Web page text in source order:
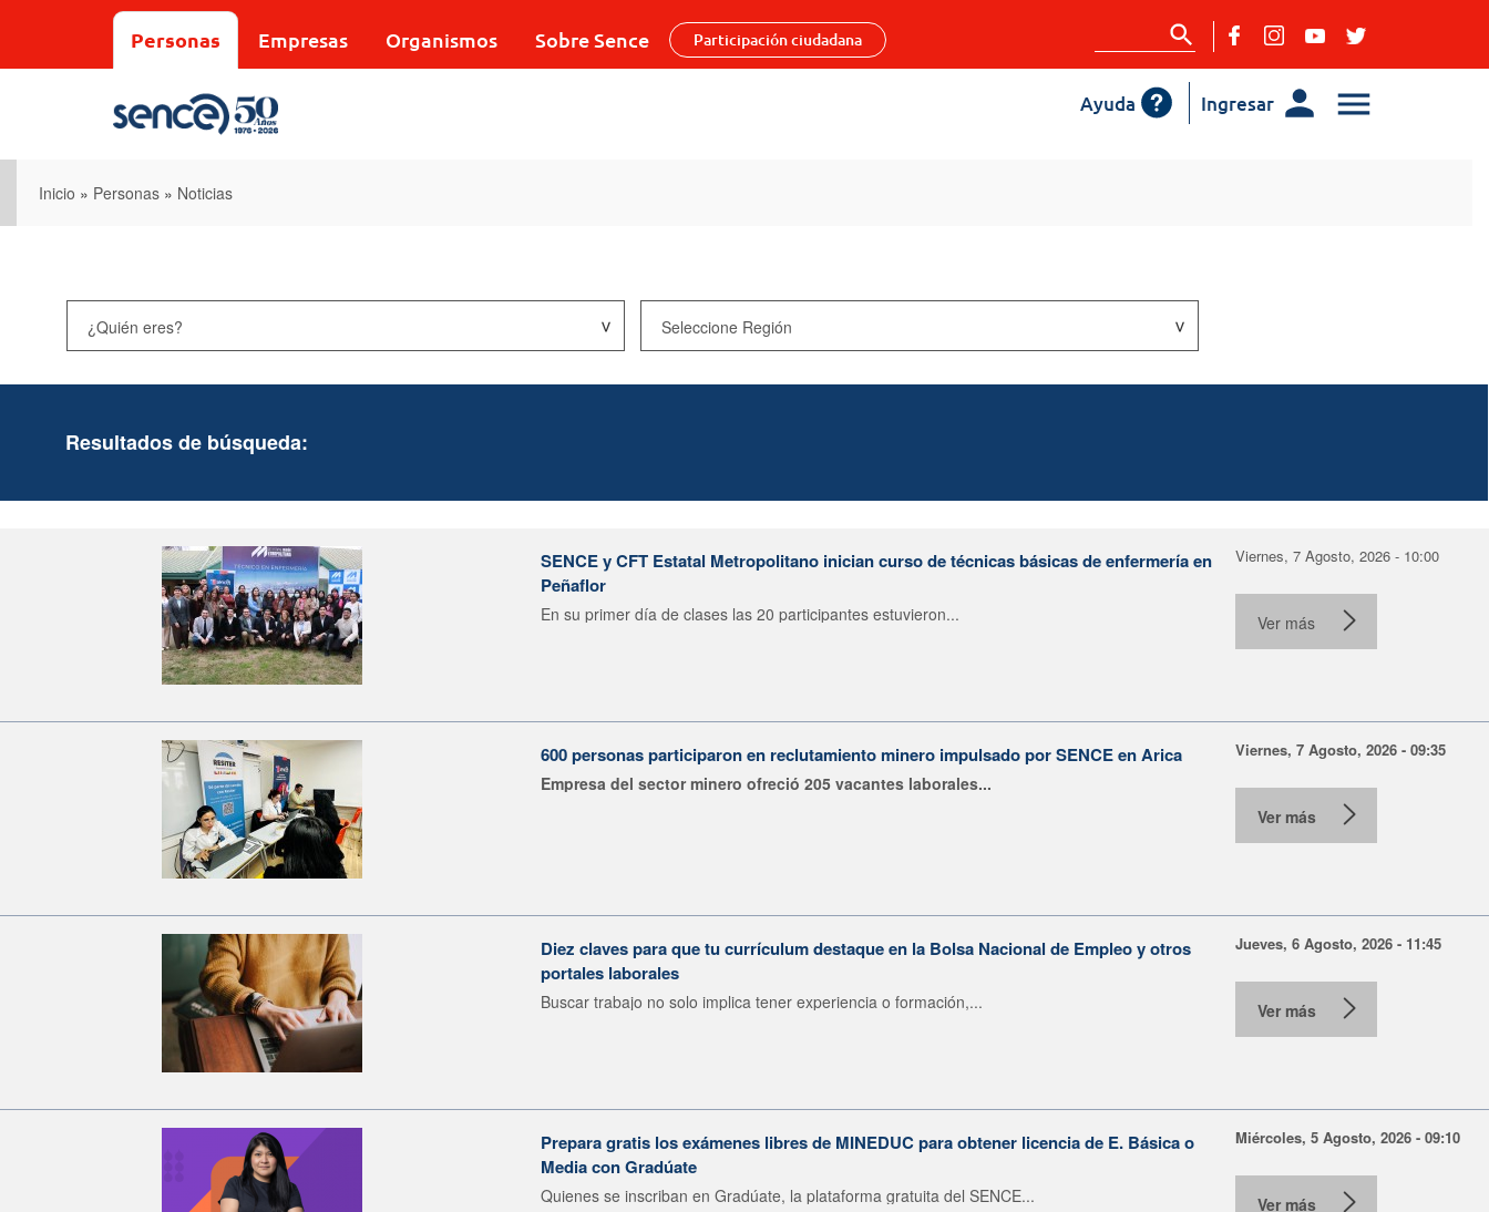
Personas Empresas Organismos Sobre Sence Participación ciudadana
Ingresar
Ayuda
Inicio » Personas » Noticias
Resultados de búsqueda:
SENCE y CFT Estatal Metropolitano inician curso de técnicas básicas de enfermería en
Peñaflor
En su primer día de clases las 20 participantes estuvieron...
Viernes, 7 Agosto, 2026 - 10:00
Ver más
600 personas participaron en reclutamiento minero impulsado por SENCE en Arica
Empresa del sector minero ofreció 205 vacantes laborales...
Viernes, 7 Agosto, 2026 - 09:35
Ver más
Diez claves para que tu currículum destaque en la Bolsa Nacional de Empleo y otros
portales laborales
Buscar trabajo no solo implica tener experiencia o formación,...
Jueves, 6 Agosto, 2026 - 11:45
Ver más
Prepara gratis los exámenes libres de MINEDUC para obtener licencia de E. Básica o
Media con Gradúate
Quienes se inscriban en Gradúate, la plataforma gratuita del SENCE...
Miércoles, 5 Agosto, 2026 - 09:10
Ver más